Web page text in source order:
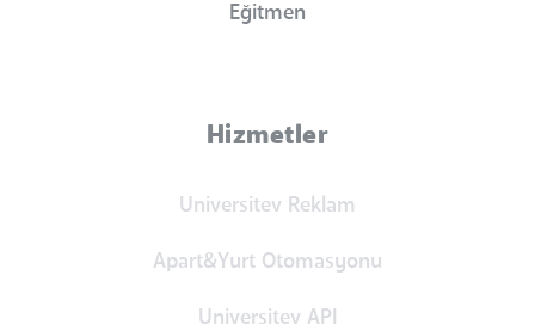
Eğitmen
Hizmetler
Universitev Reklam
Apart&Yurt Otomasyonu
Universitev API